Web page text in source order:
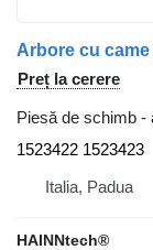
Preț la cerere
Piesă de schimb -
1523422 1523423
Italia, Padua
HAINNtech®